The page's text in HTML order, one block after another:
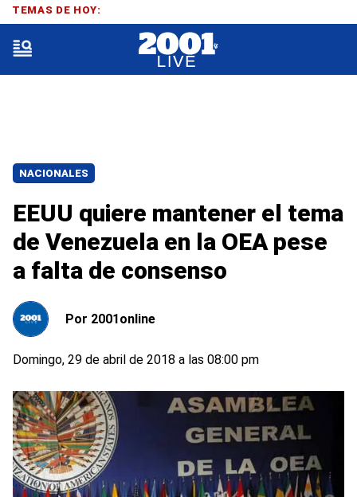
NACIONALES
EEUU quiere mantener el tema
de Venezuela en la OEA pese
a falta de consenso
Por 2001online
Domingo, 29 de abril de 2018 a las 08:00 pm
TEMAS DE HOY: